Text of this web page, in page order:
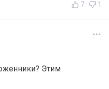
7 1
Этим